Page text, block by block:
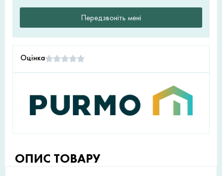
Передзвоніть мені
Оцінка
ОПИС ТОВАРУ